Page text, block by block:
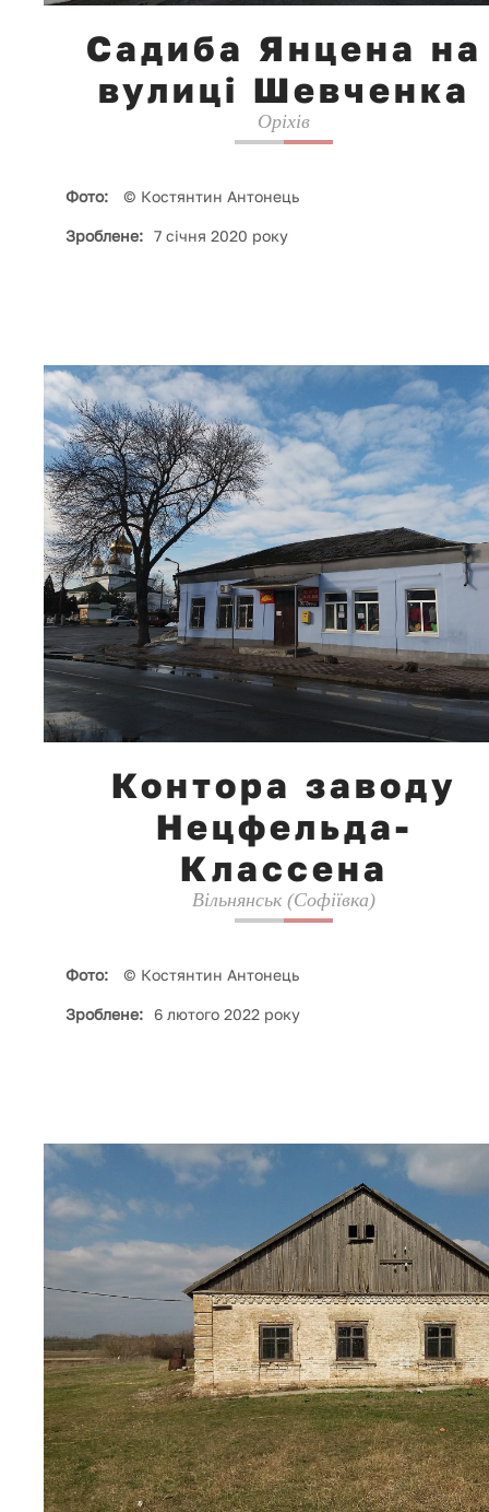
Садиба Янцена на
вулиці Шевченка
Оріхів
Фото: © Костянтин Антонець
Зроблене: 7 січня 2020 року
Контора заводу
Нецфельда-
Классена
Вільнянськ (Софіївка)
Фото: © Костянтин Антонець
Зроблене: 6 лютого 2022 року